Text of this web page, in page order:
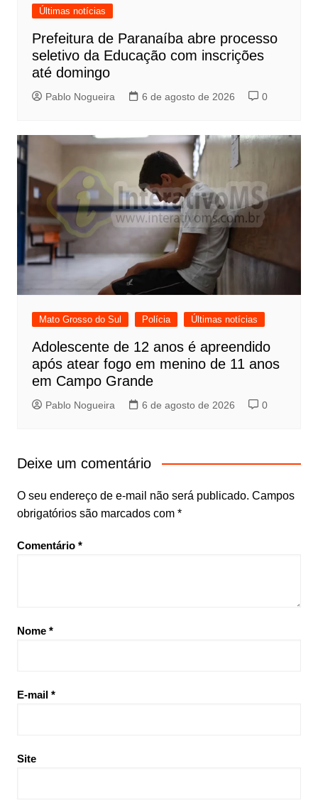
Últimas notícias
Prefeitura de Paranaíba abre processo
seletivo da Educação com inscrições
até domingo
Pablo Nogueira 6 de agosto de 2026 0
Mato Grosso do Sul Polícia Últimas notícias
Adolescente de 12 anos é apreendido
após atear fogo em menino de 11 anos
em Campo Grande
Pablo Nogueira 6 de agosto de 2026 0
Deixe um comentário
O seu endereço de e-mail não será publicado. Campos
obrigatórios são marcados com *
Comentário *
Nome *
E-mail *
Site